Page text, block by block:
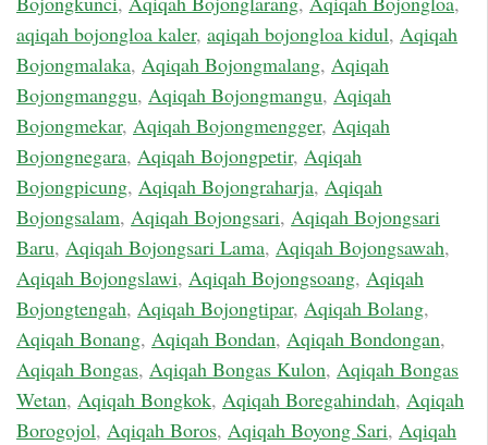
aqiqah bojongloa kaler, aqiqah bojongloa kidul, Aqiqah
Bojongmalaka, Aqiqah Bojongmalang, Aqiqah
Bojongmanggu, Aqiqah Bojongmangu, Aqiqah
Bojongmekar, Aqiqah Bojongmengger, Aqiqah
Bojongnegara, Aqiqah Bojongpetir, Aqiqah
Bojongpicung, Aqiqah Bojongraharja, Aqiqah
Bojongsalam, Aqiqah Bojongsari, Aqiqah Bojongsari
Baru, Aqiqah Bojongsari Lama, Aqiqah Bojongsawah,
Aqiqah Bojongslawi, Aqiqah Bojongsoang, Aqiqah
Bojongtengah, Aqiqah Bojongtipar, Aqiqah Bolang,
Aqiqah Bonang, Aqiqah Bondan, Aqiqah Bondongan,
Aqiqah Bongas, Aqiqah Bongas Kulon, Aqiqah Bongas
Wetan, Aqiqah Bongkok, Aqiqah Boregahindah, Aqiqah
Borogojol, Aqiqah Boros, Aqiqah Boyong Sari, Aqiqah